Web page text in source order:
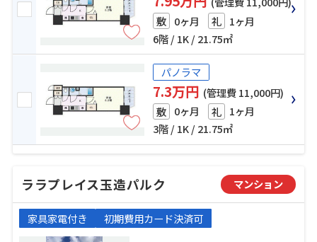
敷 0ヶ月 礼 1ヶ月
6階 / 1K / 21.75㎡
パノラマ
7.3万円 (管理費 11,000円)
敷 0ヶ月 礼 1ヶ月
3階 / 1K / 21.75㎡
ララプレイス玉造パルク マンション
家具家電付き 初期費用カード決済可